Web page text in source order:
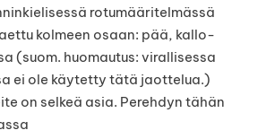
rotumääritelmässä
kolmeen osaan: pää, kallo-
(suom. huomautus: virallisessa
ei ole käytetty tätä jaottelua.)
on selkeä asia. Perehdyn tähän